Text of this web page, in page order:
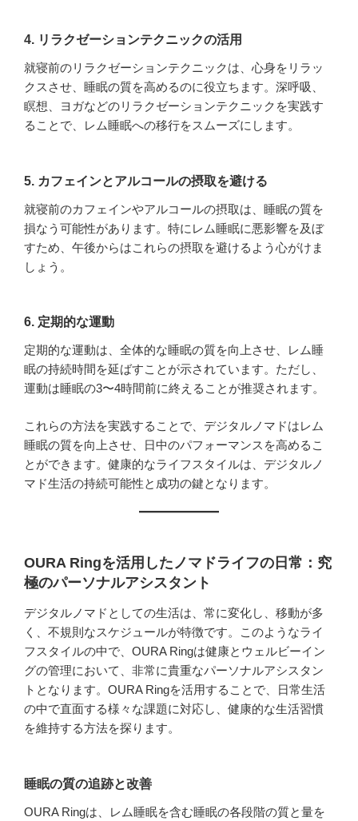
4. リラクゼーションテクニックの活用
就寝前のリラクゼーションテクニックは、心身をリラッ
クスさせ、睡眠の質を高めるのに役立ちます。深呼吸、
瞑想、ヨガなどのリラクゼーションテクニックを実践す
ることで、レム睡眠への移行をスムーズにします。
5. カフェインとアルコールの摂取を避ける
就寝前のカフェインやアルコールの摂取は、睡眠の質を
損なう可能性があります。特にレム睡眠に悪影響を及ぼ
すため、午後からはこれらの摂取を避けるよう心がけま
しょう。
6. 定期的な運動
定期的な運動は、全体的な睡眠の質を向上させ、レム睡
眠の持続時間を延ばすことが示されています。ただし、
運動は睡眠の3〜4時間前に終えることが推奨されます。
これらの方法を実践することで、デジタルノマドはレム
睡眠の質を向上させ、日中のパフォーマンスを高めるこ
とができます。健康的なライフスタイルは、デジタルノ
マド生活の持続可能性と成功の鍵となります。
OURA Ringを活用したノマドライフの日常：究
極のパーソナルアシスタント
デジタルノマドとしての生活は、常に変化し、移動が多
く、不規則なスケジュールが特徴です。このようなライ
フスタイルの中で、OURA Ringは健康とウェルビーイン
グの管理において、非常に貴重なパーソナルアシスタン
トとなります。OURA Ringを活用することで、日常生活
の中で直面する様々な課題に対応し、健康的な生活習慣
を維持する方法を探ります。
睡眠の質の追跡と改善
OURA Ringは、レム睡眠を含む睡眠の各段階の質と量を